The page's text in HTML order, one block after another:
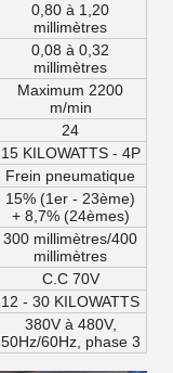
0,80 à 1,20
millimètres
0,08 à 0,32
millimètres
Maximum 2200
m/min
24
15 KILOWATTS - 4P
Frein pneumatique
15% (1er - 23ème)
+ 8,7% (24èmes)
300 millimètres/400
millimètres
C.C 70V
12 - 30 KILOWATTS
380V à 480V,
50Hz/60Hz, phase 3